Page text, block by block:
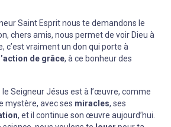
Saint Esprit nous te demandons le
chers amis, nous permet de voir Dieu à
c’est vraiment un don qui porte à
l’action de grâce, à ce bonheur des
le Seigneur Jésus est à l’œuvre, comme
mystère, avec ses miracles, ses
, et il continue son œuvre aujourd’hui.